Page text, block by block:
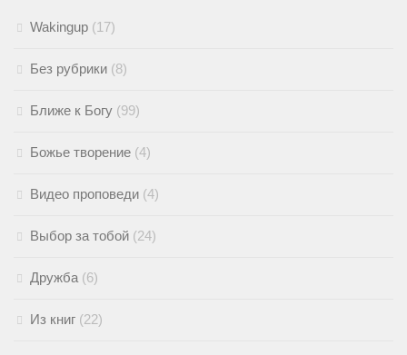
Wakingup (17)
Без рубрики (8)
Ближе к Богу (99)
Божье творение (4)
Видео проповеди (4)
Выбор за тобой (24)
Дружба (6)
Из книг (22)